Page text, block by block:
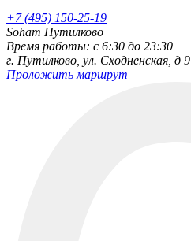
+7 (495) 150-25-19
Soham Путилково
Время работы: c 6:30 до 23:30
г. Путилково, ул. Сходненская, д 9
Проложить маршрут